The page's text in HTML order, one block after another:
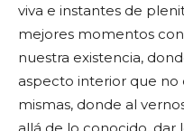
viva e instantes de
mejores momentos
nuestra existencia,
aspecto interior que no
mismas, donde al